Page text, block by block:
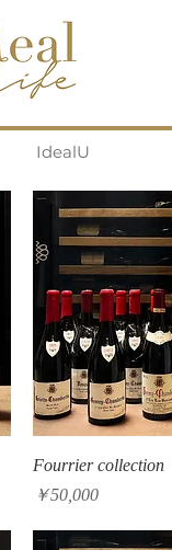
IdealU
クイック
Fourrier collection
価格
￥50,000